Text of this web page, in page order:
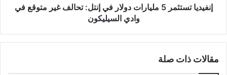
متوقع
إنفيديا تستثمر 5 مليارات دولار في إنتل: تحالف غير متوقع في
وادي السيليكون
مقالات ذات صلة